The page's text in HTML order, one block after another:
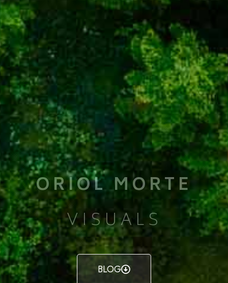
ORIOL MORTE
VISUALS
BLOG